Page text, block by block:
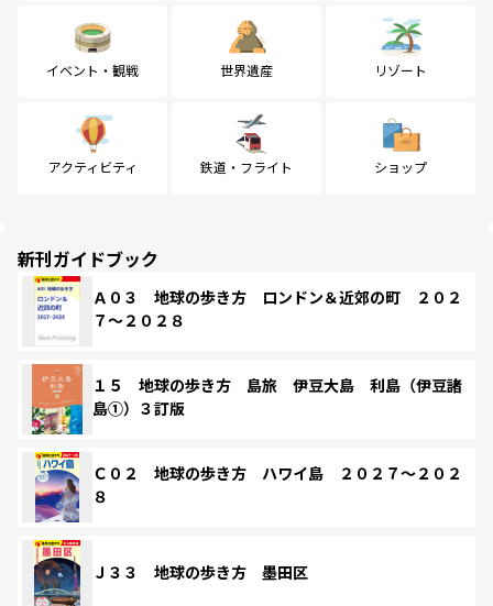
イベント・観戦 世界遺産 リゾート
アクティビティ 鉄道・フライト ショップ
新刊ガイドブック
Ａ０３ 地球の歩き方 ロンドン＆近郊の町 ２０２
７～２０２８
１５ 地球の歩き方 島旅 伊豆大島 利島（伊豆諸
島①）３訂版
Ｃ０２ 地球の歩き方 ハワイ島 ２０２７～２０２
８
Ｊ３３ 地球の歩き方 墨田区